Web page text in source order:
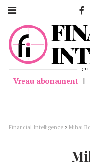
Vreau abonament |
Financial Intelligence > Mihai